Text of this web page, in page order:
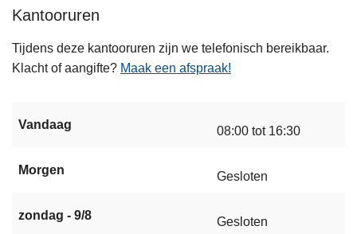
Kantooruren
Tijdens deze kantooruren zijn we telefonisch bereikbaar.
Klacht of aangifte? Maak een afspraak!
Vandaag 08:00 tot 16:30
Morgen Gesloten
zondag - 9/8 Gesloten